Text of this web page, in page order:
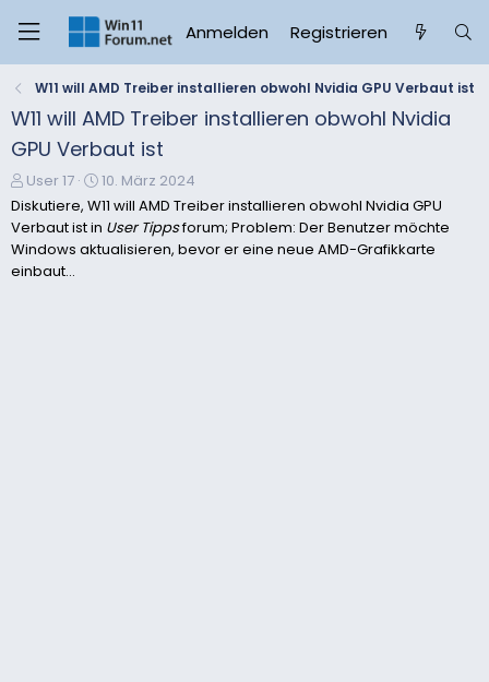
Anmelden Registrieren
W11 will AMD Treiber installieren obwohl Nvidia GPU Verbaut ist
W11 will AMD Treiber installieren obwohl Nvidia
GPU Verbaut ist
E
r
s
t
e
User 17
E
r
s
t
10. März 2024
Diskutiere, W11 will AMD Treiber installieren obwohl Nvidia GPU
Verbaut ist in User Tippsforum; Problem: Der Benutzer möchte
Windows aktualisieren, bevor er eine neue AMD-Grafikkarte
einbaut...